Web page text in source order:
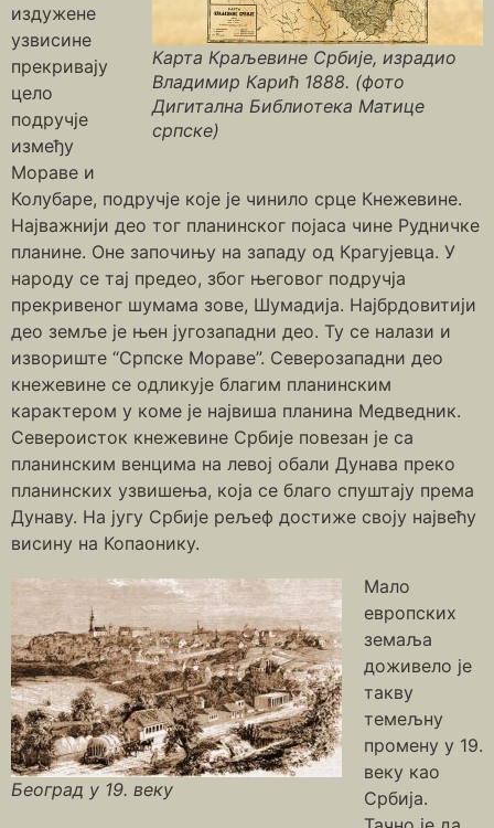
Карта Краљевине Србије, израдио
Владимир Карић 1888. (фото
Дигитална Библиотека Матице
српске)
издужене
узвисине
прекривају
цело
подручје
између
Мораве и
Колубаре, подручје које је чинило срце Кнежевине.
Најважнији део тог планинског појаса чине Рудничке
планине. Оне започињу на западу од Крагујевца. У
народу се тај предео, због његовог подручја
прекривеног шумама зове, Шумадија. Најбрдовитији
део земље је њен југозападни део. Ту се налази и
извориште “Српске Мораве”. Северозападни део
кнежевине се одликује благим планинским
карактером у коме је највиша планина Медведник.
Североисток кнежевине Србије повезан је са
планинским венцима на левој обали Дунава преко
планинских узвишења, која се благо спуштају према
Дунаву. На југу Србије рељеф достиже своју највећу
висину на Копаонику.
Београд у 19. веку
Мало
европских
земаља
доживело је
такву
темељну
промену у 19.
веку као
Србија.